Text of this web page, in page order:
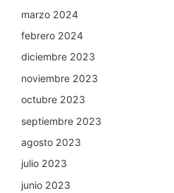
marzo 2024
febrero 2024
diciembre 2023
noviembre 2023
octubre 2023
septiembre 2023
agosto 2023
julio 2023
junio 2023